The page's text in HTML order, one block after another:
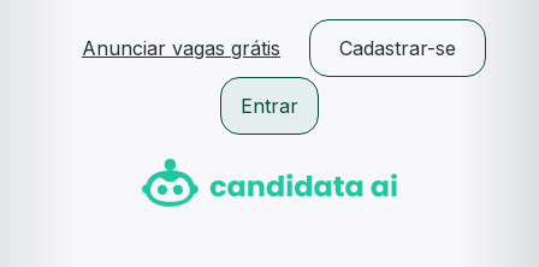
Anunciar vagas grátis Cadastrar-se
Entrar